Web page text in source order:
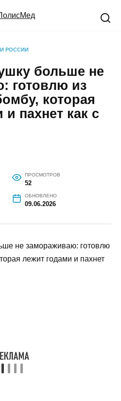
РОССИИ
больше не
готовлю из
которая
пахнет как с
ПРОСМОТРОВ
52
ОБНОВЛЕНО
09.06.2026